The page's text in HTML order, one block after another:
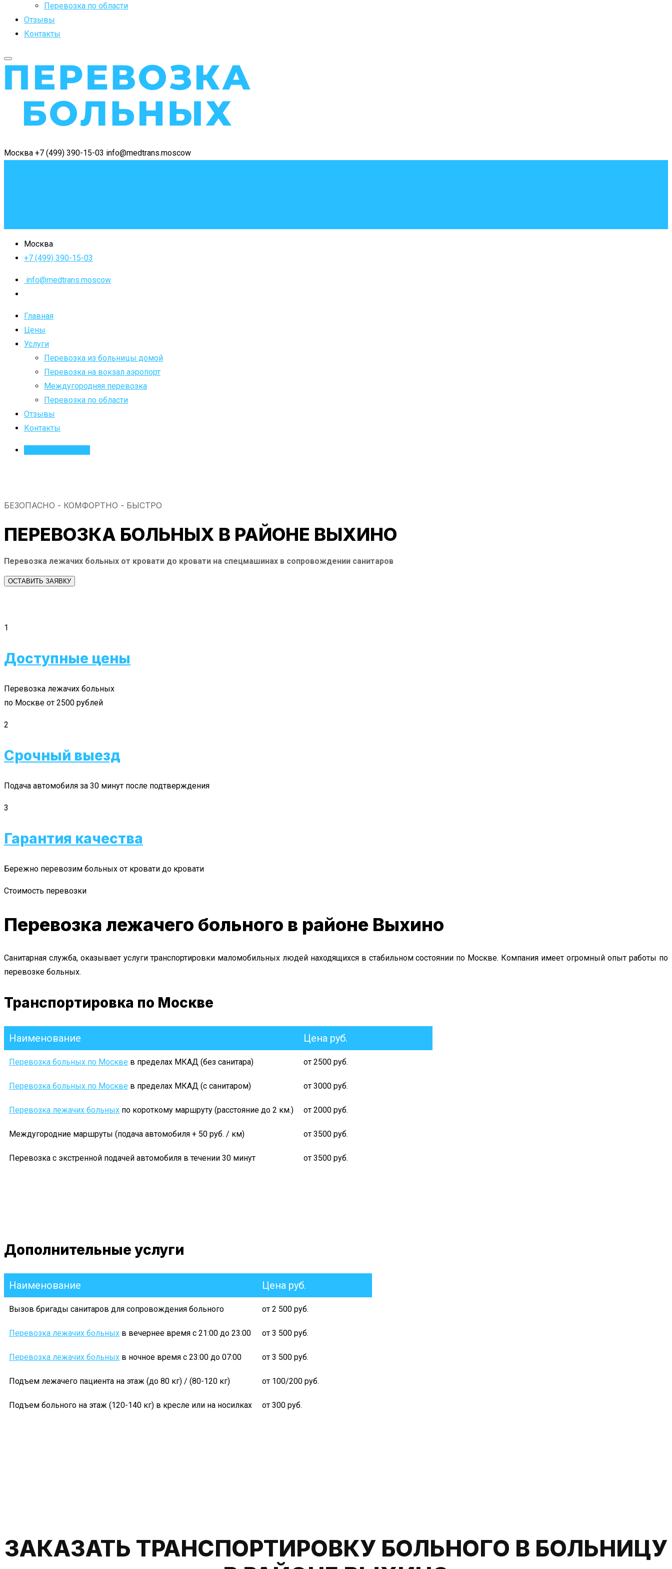
Перевозка по области
Отзывы
Контакты
Москва +7 (499) 390-15-03 info@medtrans.moscow
Москва
+7 (499) 390-15-03
info@medtrans.moscow
Главная
Цены
Услуги
Перевозка из больницы домой
Перевозка на вокзал аэропорт
Междугородняя перевозка
Перевозка по области
Отзывы
Контакты
БЕЗОПАСНО - КОМФОРТНО - БЫСТРО
ПЕРЕВОЗКА БОЛЬНЫХ В РАЙОНЕ ВЫХИНО
Перевозка лежачих больных от кровати до кровати на спецмашинах в сопровождении санитаров
ОСТАВИТЬ ЗАЯВКУ
1
Доступные цены
Перевозка лежачих больных
по Москве от 2500 рублей
2
Срочный выезд
Подача автомобиля за 30 минут после подтверждения
3
Гарантия качества
Бережно перевозим больных от кровати до кровати
Стоимость перевозки
Перевозка лежачего больного в районе Выхино
Санитарная служба, оказывает услуги транспортировки маломобильных людей находящихся в стабильном состоянии по Москве. Компания имеет огромный опыт работы по
перевозке больных.
Транспортировка по Москве
Наименование Цена руб.
Перевозка больных по Москве в пределах МКАД (без санитара) от 2500 руб.
Перевозка больных по Москве в пределах МКАД (с санитаром) от 3000 руб.
Перевозка лежачих больных по короткому маршруту (расстояние до 2 км.) от 2000 руб.
Междугородние маршруты (подача автомобиля + 50 руб. / км) от 3500 руб.
Перевозка с экстренной подачей автомобиля в течении 30 минут от 3500 руб.
Дополнительные услуги
Наименование Цена руб.
Вызов бригады санитаров для сопровождения больного от 2 500 руб.
Перевозка лежачих больных в вечернее время с 21:00 до 23:00 от 3 500 руб.
Перевозка лежачих больных в ночное время с 23:00 до 07:00 от 3 500 руб.
Подъем лежачего пациента на этаж (до 80 кг) / (80-120 кг) от 100/200 руб.
Подъем больного на этаж (120-140 кг) в кресле или на носилках от 300 руб.
ЗАКАЗАТЬ ТРАНСПОРТИРОВКУ БОЛЬНОГО В БОЛЬНИЦУ